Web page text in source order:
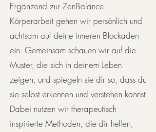
Ergänzend zur ZenBalance
Körperarbeit gehen wir persönlich und
achtsam auf deine inneren Blockaden
ein. Gemeinsam schauen wir auf die
Muster, die sich in deinem Leben
zeigen, und spiegeln sie dir so, dass du
sie selbst erkennen und verstehen kannst.
Dabei nutzen wir therapeutisch
inspirierte Methoden, die dir helfen,